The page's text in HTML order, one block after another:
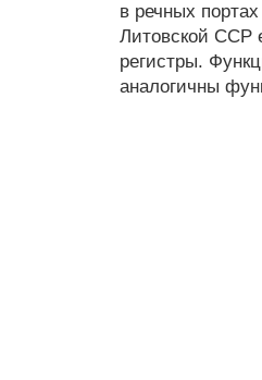
в речных
Литовской ССР
регистры.
аналогичны